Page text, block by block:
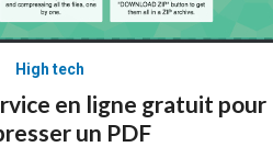
High tech
en ligne gratuit pour
un PDF